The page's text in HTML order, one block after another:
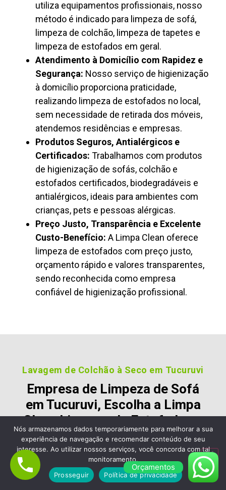
utiliza equipamentos profissionais, nosso
método é indicado para limpeza de sofá,
limpeza de colchão, limpeza de tapetes e
limpeza de estofados em geral.
Atendimento à Domicílio com Rapidez e
Segurança: Nosso serviço de higienização
à domicílio proporciona praticidade,
realizando limpeza de estofados no local,
sem necessidade de retirada dos móveis,
atendemos residências e empresas.
Produtos Seguros, Antialérgicos e
Certificados: Trabalhamos com produtos
de higienização de sofás, colchão e
estofados certificados, biodegradáveis e
antialérgicos, ideais para ambientes com
crianças, pets e pessoas alérgicas.
Preço Justo, Transparência e Excelente
Custo-Benefício: A Limpa Clean oferece
limpeza de estofados com preço justo,
orçamento rápido e valores transparentes,
sendo reconhecida como empresa
confiável de higienização profissional.
Lavagem de Colchão à Seco em Tucuruvi
Empresa de Limpeza de Sofá
em Tucuruvi, Escolha a Limpa
Clean Limpeza de Estofados e
Colchão
Nossos clientes são fiéis pois gostara dos nossos
serviços e nos recomendam, veja alguns desses
comentários:
Orçamentos
Nós armazenamos dados temporariamente para melhorar a sua
experiência de navegação e recomendar conteúdo de seu
interesse. Ao utilizar nossos serviços, você concorda com tal
monitoramento.
Prosseguir
Política de privacidade